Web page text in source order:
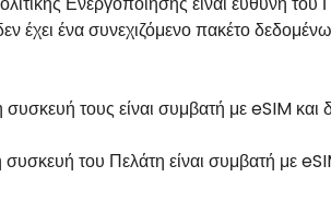
έχει ένα συνεχιζόμενο πακέτο
τους είναι συμβατή με eSIM
συσκευή του Πελάτη είναι συμβατή με